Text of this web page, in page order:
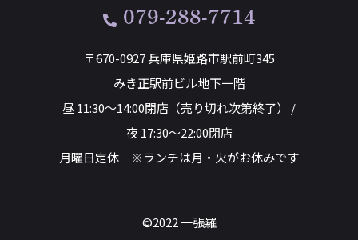
079-288-7714
〒670-0927 兵庫県姫路市駅前町345
みき正駅前ビル地下一階
昼 11:30～14:00閉店（売り切れ次第終了） /
夜 17:30～22:00閉店
月曜日定休 ※ランチは月・火がお休みです
©2022 一張羅